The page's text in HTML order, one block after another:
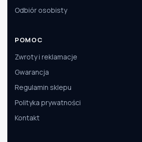
Odbiór osobisty
POMOC
Zwroty i reklamacje
Gwarancja
Regulamin sklepu
Polityka prywatności
Kontakt